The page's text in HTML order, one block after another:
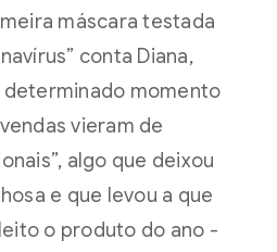
máscara testada
conta Diana,
determinado momento
vieram de
algo que deixou
e que levou a que
o produto do ano -